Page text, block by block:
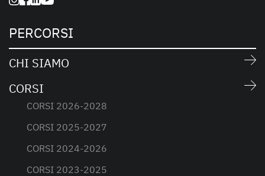
PERCORSI
CHI SIAMO
CORSI
CORSI 2026-2028
CORSI 2025-2027
CORSI 2024-2026
CORSI 2023-2025